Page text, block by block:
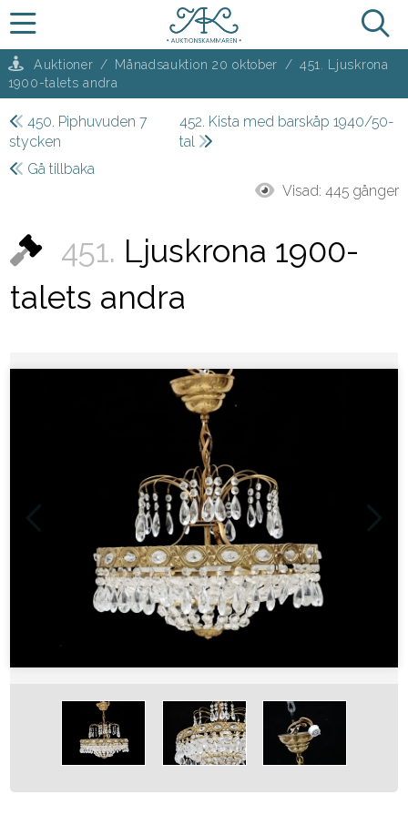
Auktioner / Månadsauktion 20 oktober / 451. Ljuskrona
1900-talets andra
450. Piphuvuden 7
stycken
452. Kista med barskåp 1940/50-
tal
Gå tillbaka
Visad: 445 gånger
451. Ljuskrona 1900-
talets andra